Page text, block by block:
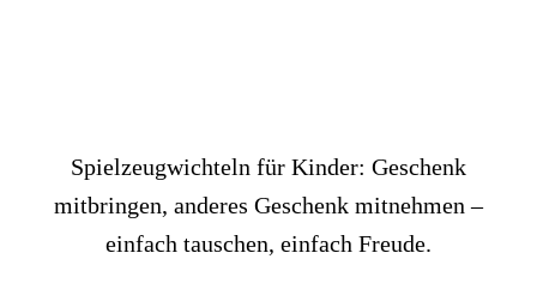
Spielzeugwichteln für Kinder: Geschenk
mitbringen, anderes Geschenk mitnehmen –
einfach tauschen, einfach Freude.